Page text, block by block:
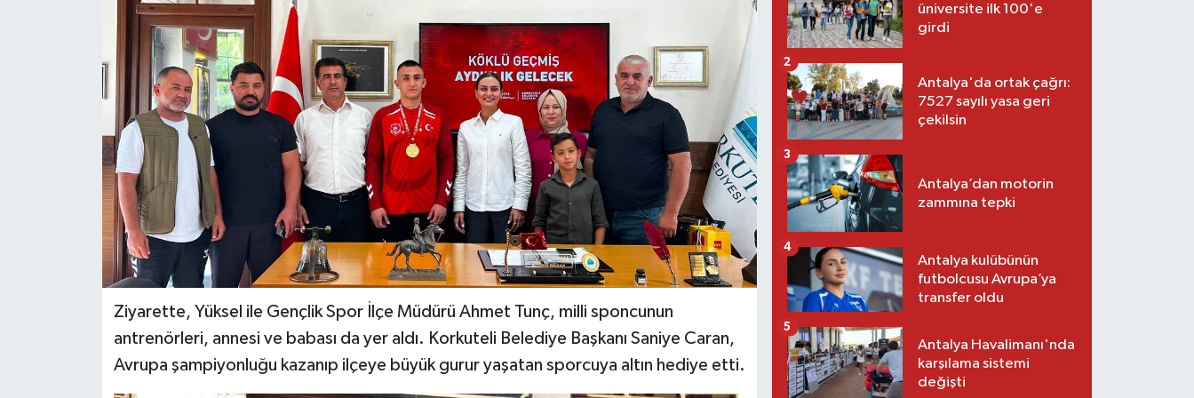
Ziyarette, Yüksel ile Gençlik Spor İlçe Müdürü Ahmet Tunç, milli sponcunun
antrenörleri, annesi ve babası da yer aldı. Korkuteli Belediye Başkanı Saniye Caran,
Avrupa şampiyonluğu kazanıp ilçeye büyük gurur yaşatan sporcuya altın hediye etti.
üniversite ilk 100'e
girdi
Antalya'da ortak çağrı:
7527 sayılı yasa geri
çekilsin
2
Antalya’dan motorin
zammına tepki
3
Antalya kulübünün
futbolcusu Avrupa’ya
transfer oldu
4
Antalya Havalimanı'nda
karşılama sistemi
değişti
5
RÖPORTAJ
VİDEO HABERLER
YAZARLAR
RESMİ İLAN
MAGAZİN